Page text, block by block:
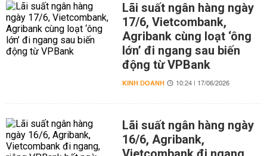
Lãi suất ngân hàng ngày
17/6, Vietcombank,
Agribank cùng loạt ‘ông
lớn’ đi ngang sau biến
động từ VPBank
KINH DOANH 10:24 | 17/06/2026
Lãi suất ngân hàng ngày
16/6, Agribank,